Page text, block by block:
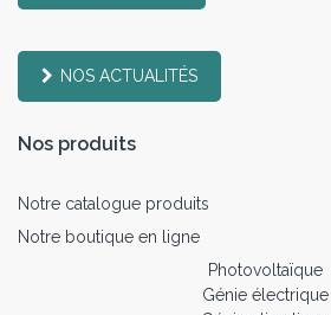
NOS ACTUALITÉS
Nos produits
Notre catalogue produits
Notre boutique en ligne
Photovoltaïque
Génie électrique